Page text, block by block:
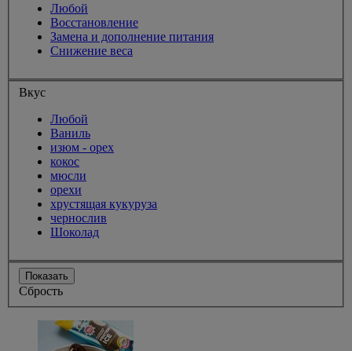
Любой
Восстановление
Замена и дополнение питания
Снижение веса
Вкус
Любой
Ваниль
изюм - орех
кокос
мюсли
орехи
хрустящая кукуруза
чернослив
Шоколад
Показать
Сбрость